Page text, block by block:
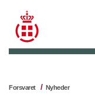
Forsvaret Nyheder